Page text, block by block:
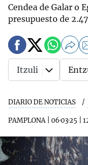
Cendea de Galar o
presupuesto de
DIARIO DE NOTICIAS
PAMPLONA| 06·03·25
Itzuli